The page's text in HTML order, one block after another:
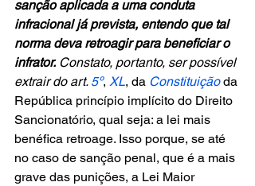
sanção aplicada a uma conduta
infracional já prevista, entendo que tal
norma deva retroagir para beneficiar o
infrator. Constato, portanto, ser possível
extrair do art. 5º, XL, da Constituição da
República princípio implícito do Direito
Sancionatório, qual seja: a lei mais
benéfica retroage. Isso porque, se até
no caso de sanção penal, que é a mais
grave das punições, a Lei Maior